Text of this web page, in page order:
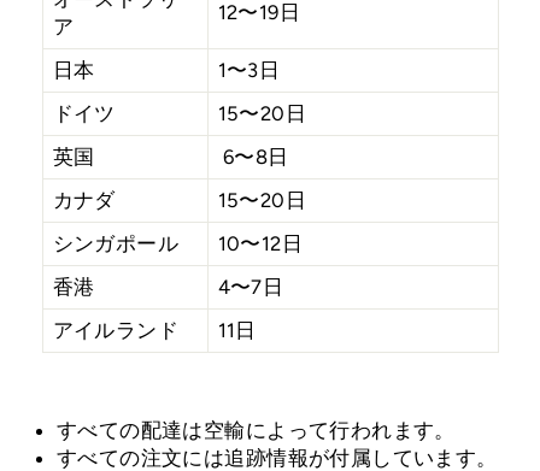
ア
12〜19日
日本
1〜3日
ドイツ
15〜20日
英国
6〜8日
カナダ
15〜20日
シンガポール
10〜12日
香港
4〜7日
アイルランド
11日
すべての配達は空輸によって行われます。
すべての注文には追跡情報が付属しています。